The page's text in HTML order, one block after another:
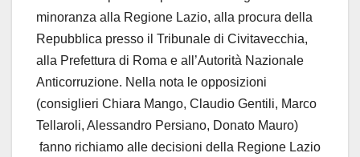
minoranza alla Regione Lazio, alla procura della
Repubblica presso il Tribunale di Civitavecchia,
alla Prefettura di Roma e all’Autorità Nazionale
Anticorruzione. Nella nota le opposizioni
(consiglieri Chiara Mango, Claudio Gentili, Marco
Tellaroli, Alessandro Persiano, Donato Mauro)
fanno richiamo alle decisioni della Regione Lazio